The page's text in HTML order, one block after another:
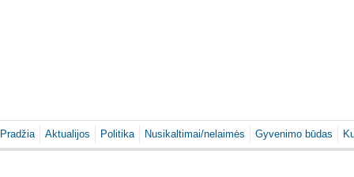
Pradžia Aktualijos Politika Nusikaltimai/nelaimės Gyvenimo būdas